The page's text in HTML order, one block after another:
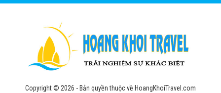
Copyright © 2026 - Bản quyền thuộc về HoangKhoiTravel.com